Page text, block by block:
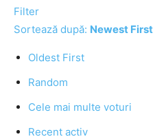
Filter
Sortează după: Newest First
Oldest First
Random
Cele mai multe voturi
Recent activ